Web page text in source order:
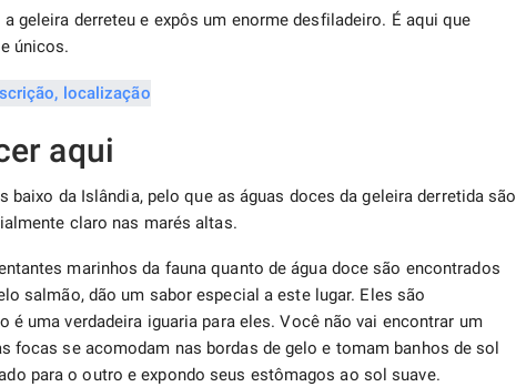
geleira derreteu e expôs um enorme desfiladeiro. É aqui que
únicos.
aqui
da Islândia, pelo que as águas doces da geleira derretida são
claro nas marés altas.
marinhos da fauna quanto de água doce são encontrados
salmão, dão um sabor especial a este lugar. Eles são
uma verdadeira iguaria para eles. Você não vai encontrar um
focas se acomodam nas bordas de gelo e tomam banhos de sol
para o outro e expondo seus estômagos ao sol suave.